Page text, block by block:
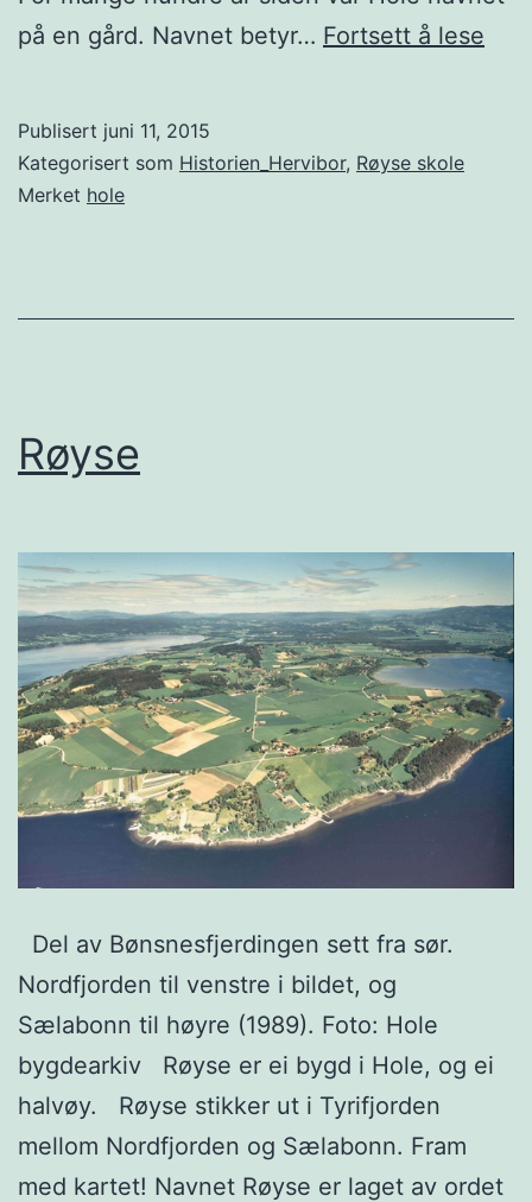
på en gård. Navnet betyr… Fortsett å lese
Publisert juni 11, 2015
Kategorisert som Historien_Hervibor, Røyse skole
Merket hole
Røyse
Del av Bønsnesfjerdingen sett fra sør.
Nordfjorden til venstre i bildet, og
Sælabonn til høyre (1989). Foto: Hole
bygdearkiv Røyse er ei bygd i Hole, og ei
halvøy. Røyse stikker ut i Tyrifjorden
mellom Nordfjorden og Sælabonn. Fram
med kartet! Navnet Røyse er laget av ordet